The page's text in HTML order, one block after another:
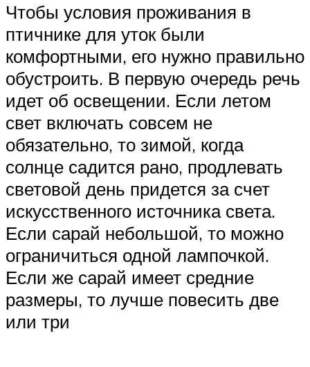
Чтобы условия проживания в
птичнике для уток были
комфортными, его нужно правильно
обустроить. В первую очередь речь
идет об освещении. Если летом
свет включать совсем не
обязательно, то зимой, когда
солнце садится рано, продлевать
световой день придется за счет
искусственного источника света.
Если сарай небольшой, то можно
ограничиться одной лампочкой.
Если же сарай имеет средние
размеры, то лучше повесить две
или три